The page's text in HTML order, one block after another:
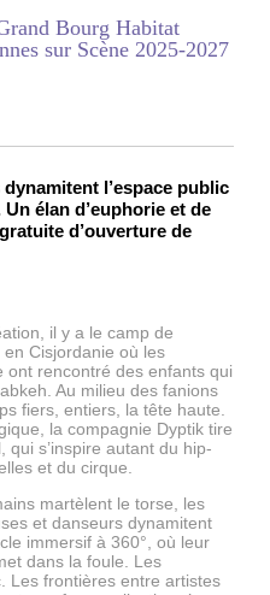
Bourg Habitat
sur Scène 2025-2027
l’espace public
élan d’euphorie et de
d’ouverture de
il y a le camp de
Cisjordanie où les
rencontré des enfants qui
Au milieu des fanions
fiers, entiers, la tête haute.
la compagnie Dyptik tire
qui s’inspire autant du hip-
et du cirque.
martèlent le torse, les
et danseurs dynamitent
immersif à 360°, où leur
dans la foule. Les
Les frontières entre artistes